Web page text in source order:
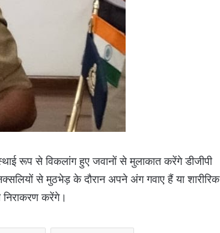
रूप से विकलांग हुए जवानों से मुलाकात करेंगे डीजीपी
से मुठभेड़ के दौरान अपने अंग गवाए हैं या शारीरिक
निराकरण करेंगे।